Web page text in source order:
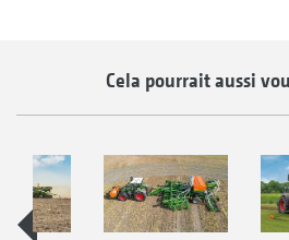
Cela pourrait aussi